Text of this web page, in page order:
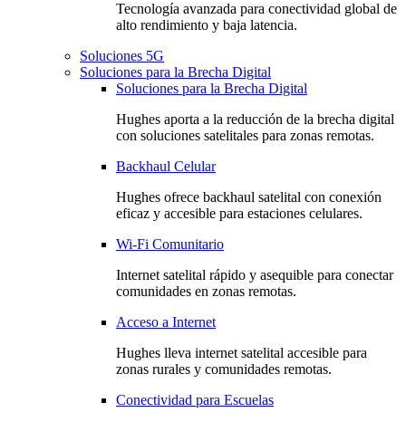
Tecnología avanzada para conectividad global de
alto rendimiento y baja latencia.
Soluciones 5G
Soluciones para la Brecha Digital
Soluciones para la Brecha Digital
Hughes aporta a la reducción de la brecha digital
con soluciones satelitales para zonas remotas.
Backhaul Celular
Hughes ofrece backhaul satelital con conexión
eficaz y accesible para estaciones celulares.
Wi-Fi Comunitario
Internet satelital rápido y asequible para conectar
comunidades en zonas remotas.
Acceso a Internet
Hughes lleva internet satelital accesible para
zonas rurales y comunidades remotas.
Conectividad para Escuelas